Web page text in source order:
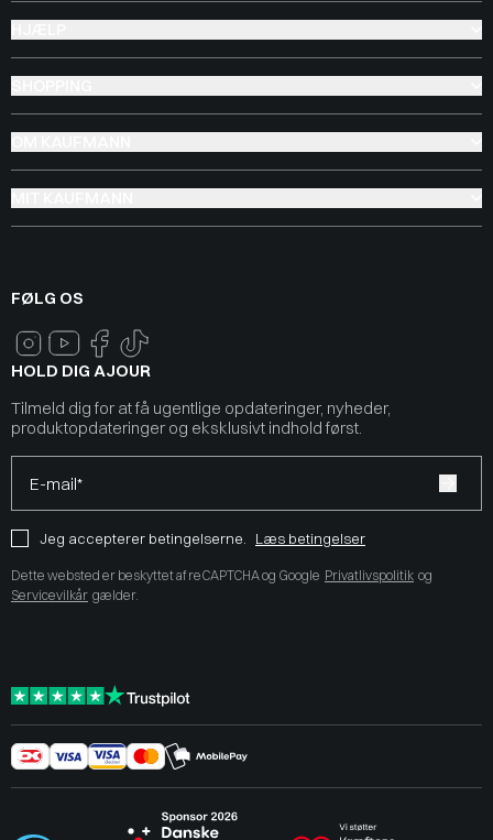
FØLG OS
HOLD DIG AJOUR
Tilmeld dig for at få ugentlige opdateringer, nyheder,
produktopdateringer og eksklusivt indhold først.
E-mail*
Jeg accepterer betingelserne. Læs betingelser
Dette websted er beskyttet af reCAPTCHA og Google Privatlivspolitik og
Servicevilkår gælder.